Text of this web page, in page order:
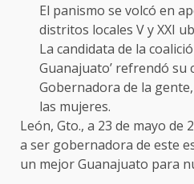
El panismo se volcó en
distritos locales V y XXI
La candidata de la
Guanajuato’ refrendó su
Gobernadora de la
las mujeres.
León, Gto., a 23 de mayo de
a ser gobernadora de este
un mejor Guanajuato para